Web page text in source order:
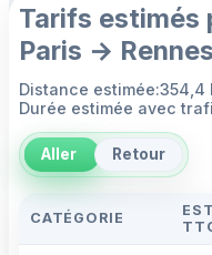
Tarifs estimés
Paris → Rennes
Distance estimée:354,4
Durée estimée avec
Aller Retour
CATÉGORIE